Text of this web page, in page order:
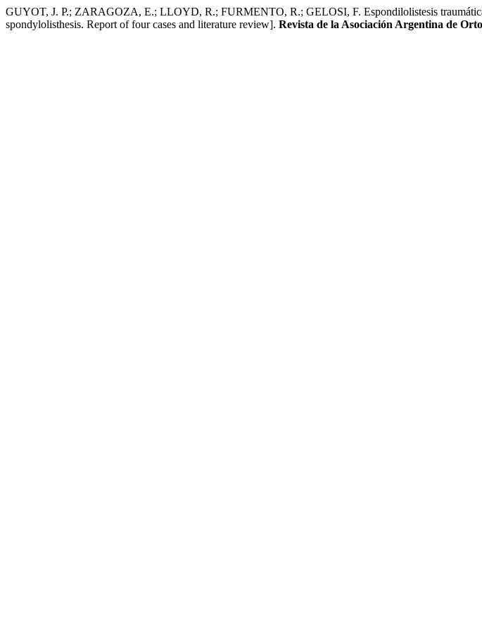
GUYOT, J. P.; ZARAGOZA, E.; LLOYD, R.; FURMENTO, R.; GELOSI, F. Espondilolistesis
spondylolisthesis. Report of four cases and literature review]. Revista de la Asociación Argentina de